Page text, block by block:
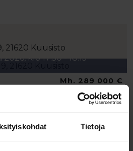
Tietoja
21620 Kuusisto
klo 17:50 - 18:15
Mh. 289 000 €
Vh. 289 000 €